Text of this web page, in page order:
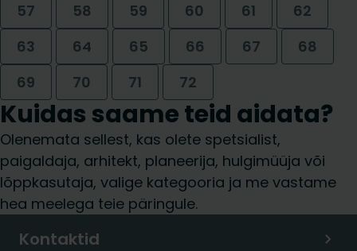
57
58 59 60 61
62
63
64 65 66 67
68
69
70 71 72
Kuidas saame teid aidata?
Olenemata sellest, kas olete spetsialist,
paigaldaja, arhitekt, planeerija, hulgimüüja või
lõppkasutaja, valige kategooria ja me vastame
hea meelega teie päringule.
Kontaktid